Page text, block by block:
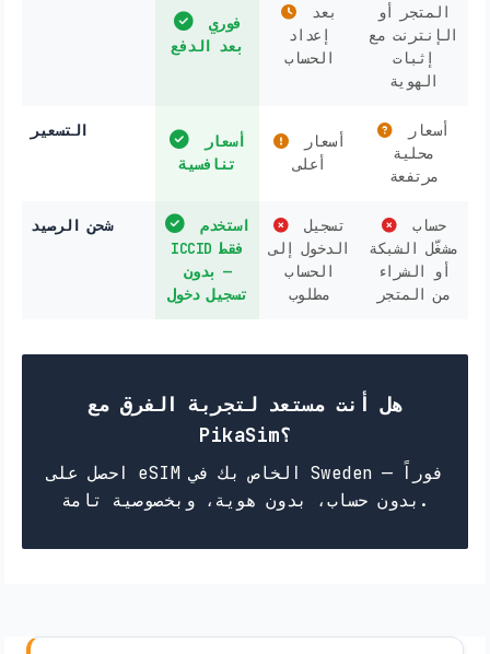
بعد الدفع
إعداد
الحساب
المتجر أو
الإنترنت مع
إثبات
الهوية
التسعير
تنافسية
أعلى
محلية
مرتفعة
شحن الرصيد
ICCID فقط
— بدون
تسجيل دخول
الدخول إلى
الحساب
مطلوب
مشغّل الشبكة
أو الشراء
من المتجر
هل أنت مستعد لتجربة الفرق مع
PikaSim؟
احصل على eSIM الخاص بك في Sweden فوراً —
بدون حساب، بدون هوية، وبخصوصية تامة.